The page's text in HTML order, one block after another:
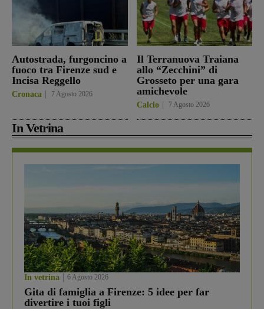
Autostrada, furgoncino a
fuoco tra Firenze sud e
Incisa Reggello
Cronaca 7 Agosto 2026
Il Terranuova Traiana
allo “Zecchini” di
Grosseto per una gara
amichevole
Calcio 7 Agosto 2026
In Vetrina
In vetrina 6 Agosto 2026
Gita di famiglia a Firenze: 5 idee per far
divertire i tuoi figli